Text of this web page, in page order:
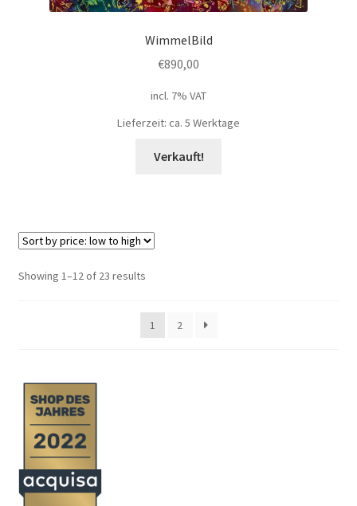
WimmelBild
€890,00
incl. 7% VAT
Lieferzeit: ca. 5 Werktage
Verkauft!
Showing 1–12 of 23 results
1 2